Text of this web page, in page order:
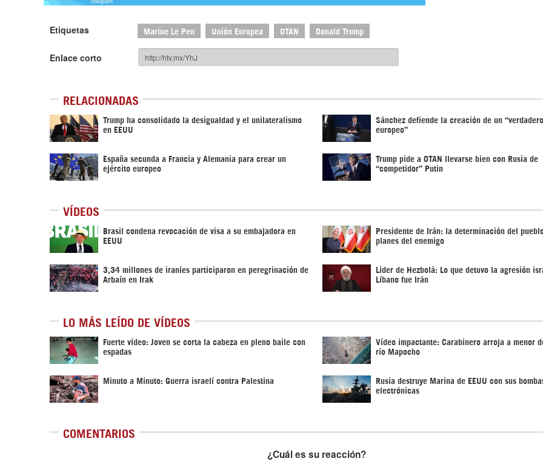
Etiquetas Marine Le Pen Unión Europea OTAN Donald Trump
Enlace corto
RELACIONADAS
Trump ha consolidado la desigualdad y el unilateralismo
en EEUU
Sánchez defiende la creación de un
europeo”
España secunda a Francia y Alemania para crear un
ejército europeo
Trump pide a OTAN llevarse bien con Rusia de
“competidor” Putin
VÍDEOS
Brasil condena revocación de visa a su embajadora en
EEUU
Presidente de Irán: la determinación del
planes del enemigo
3,34 millones de iraníes participaron en peregrinación de
Arbaín en Irak
Líder de Hezbolá: Lo que detuvo la agresión
Líbano fue Irán
LO MÁS LEÍDO DE VÍDEOS
Fuerte vídeo: Joven se corta la cabeza en pleno baile con
espadas
Vídeo impactante: Carabinero arroja a menor
río Mapocho
Minuto a Minuto: Guerra israelí contra Palestina Rusia destruye Marina de EEUU con sus
electrónicas
COMENTARIOS